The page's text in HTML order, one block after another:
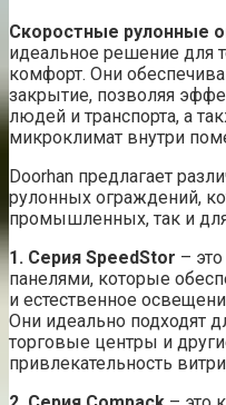
Скоростные рулонные
идеальное решение для
комфорт. Они
закрытие, позволяя
людей и транспорта, а
микроклимат внутри
Doorhan предлагает
рулонных ограждений,
промышленных, так и
1. Серия SpeedStor –
панелями, которые
и естественное
Они идеально подходят
торговые центры и
привлекательность